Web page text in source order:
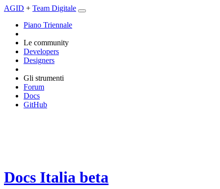
AGID + Team Digitale
Piano Triennale
Le community
Developers
Designers
Gli strumenti
Forum
Docs
GitHub
Docs Italia beta